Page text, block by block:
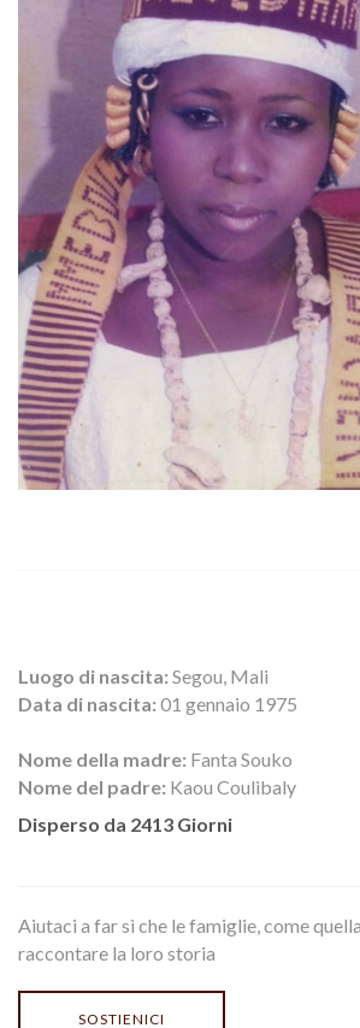
Luogo di nascita: Segou, Mali
Data di nascita: 01 gennaio 1975
Nome della madre: Fanta Souko
Nome del padre: Kaou Coulibaly
Disperso da 2413 Giorni
Aiutaci a far sì che le famiglie, come
raccontare la loro storia
SOSTIENICI